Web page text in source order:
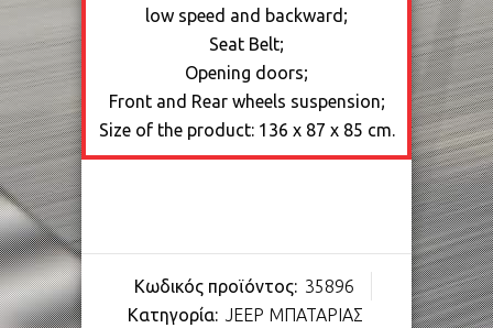
low speed and backward;
Seat Belt;
Opening doors;
Front and Rear wheels suspension;
Size of the product: 136 x 87 x 85 cm.
Κωδικός προϊόντος: 35896
Κατηγορία: JEEP ΜΠΑΤΑΡΙΑΣ